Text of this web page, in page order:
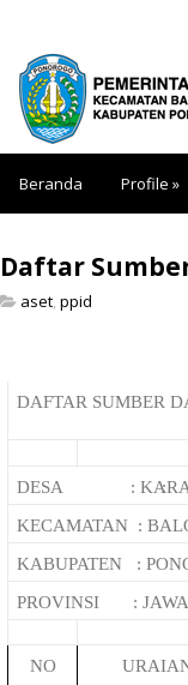
Beranda Profile »
Daftar
aset, ppid
DAFTAR SUMBER
DESA :
:
KECAMATAN :
KABUPATEN :
PROVINSI : JAWA
NO